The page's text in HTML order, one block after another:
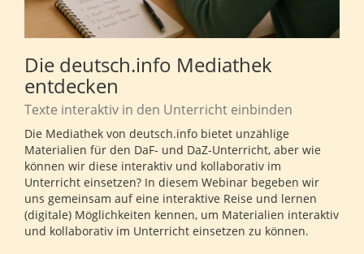
Die deutsch.info Mediathek
entdecken
Texte interaktiv in den Unterricht einbinden
Die Mediathek von deutsch.info bietet unzählige
Materialien für den DaF- und DaZ-Unterricht, aber wie
können wir diese interaktiv und kollaborativ im
Unterricht einsetzen? In diesem Webinar begeben wir
uns gemeinsam auf eine interaktive Reise und lernen
(digitale) Möglichkeiten kennen, um Materialien interaktiv
und kollaborativ im Unterricht einsetzen zu können.